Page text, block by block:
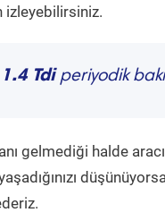
izleyebilirsiniz.
Tdiperiyodik
gelmediği halde